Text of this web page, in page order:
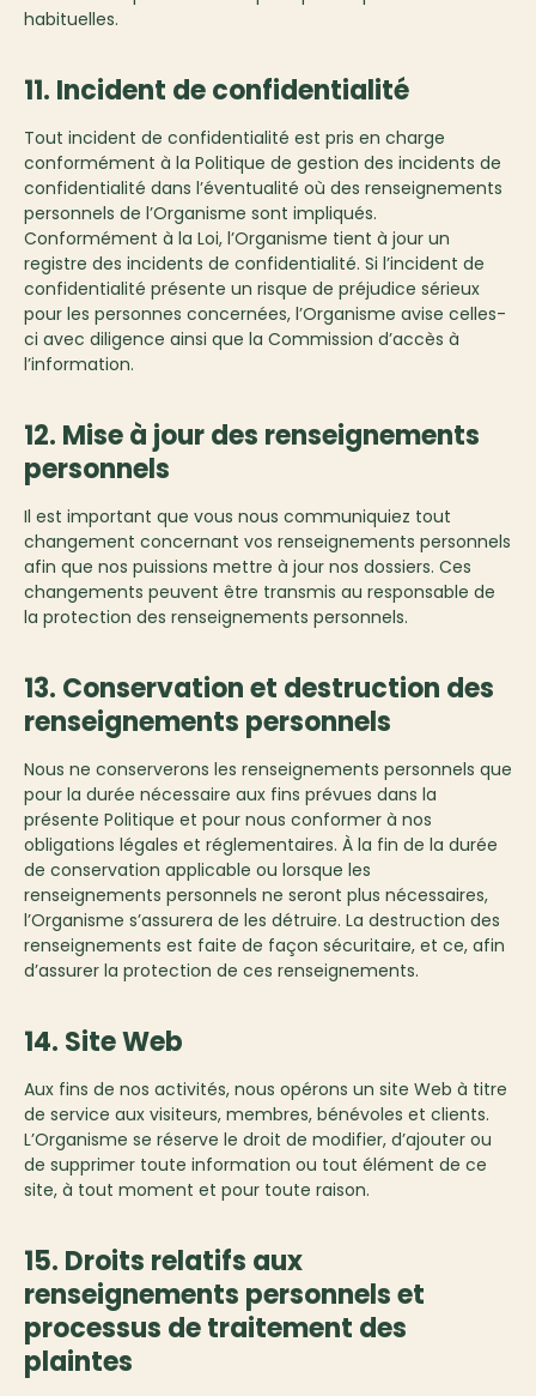
habituelles.
11. Incident de confidentialité
Tout incident de confidentialité est pris en charge
conformément à la Politique de gestion des incidents de
confidentialité dans l’éventualité où des renseignements
personnels de l’Organisme sont impliqués.
Conformément à la Loi, l’Organisme tient à jour un
registre des incidents de confidentialité. Si l’incident de
confidentialité présente un risque de préjudice sérieux
pour les personnes concernées, l’Organisme avise celles-
ci avec diligence ainsi que la Commission d’accès à
l’information.
12. Mise à jour des renseignements
personnels
Il est important que vous nous communiquiez tout
changement concernant vos renseignements personnels
afin que nos puissions mettre à jour nos dossiers. Ces
changements peuvent être transmis au responsable de
la protection des renseignements personnels.
13. Conservation et destruction des
renseignements personnels
Nous ne conserverons les renseignements personnels que
pour la durée nécessaire aux fins prévues dans la
présente Politique et pour nous conformer à nos
obligations légales et réglementaires. À la fin de la durée
de conservation applicable ou lorsque les
renseignements personnels ne seront plus nécessaires,
l’Organisme s’assurera de les détruire. La destruction des
renseignements est faite de façon sécuritaire, et ce, afin
d’assurer la protection de ces renseignements.
14. Site Web
Aux fins de nos activités, nous opérons un site Web à titre
de service aux visiteurs, membres, bénévoles et clients.
L’Organisme se réserve le droit de modifier, d’ajouter ou
de supprimer toute information ou tout élément de ce
site, à tout moment et pour toute raison.
15. Droits relatifs aux
renseignements personnels et
processus de traitement des
plaintes